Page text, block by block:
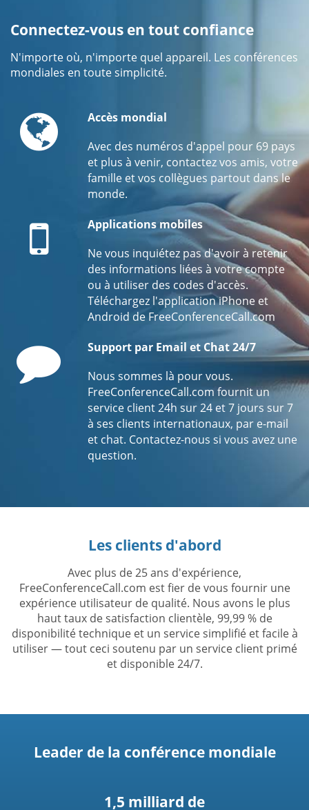
Connectez-vous en tout confiance
N'importe où, n'importe quel appareil. Les conférences
mondiales en toute simplicité.
GlobeAccès mondial
Avec des numéros d'appel pour 69 pays
et plus à venir, contactez vos amis, votre
famille et vos collègues partout dans le
monde.
Mobile
Applications mobiles
Ne vous inquiétez pas d'avoir à retenir
des informations liées à votre compte
ou à utiliser des codes d'accès.
Téléchargez l'application iPhone et
Android de FreeConferenceCall.com
Comment
Support par Email et Chat 24/7
Nous sommes là pour vous.
FreeConferenceCall.com fournit un
service client 24h sur 24 et 7 jours sur 7
à ses clients internationaux, par e-mail
et chat. Contactez-nous si vous avez une
question.
Les clients d'abord
Avec plus de 25 ans d'expérience,
FreeConferenceCall.com est fier de vous fournir une
expérience utilisateur de qualité. Nous avons le plus
haut taux de satisfaction clientèle, 99,99 % de
disponibilité technique et un service simplifié et facile à
utiliser — tout ceci soutenu par un service client primé
et disponible 24/7.
Leader de la conférence mondiale
1,5 milliard de